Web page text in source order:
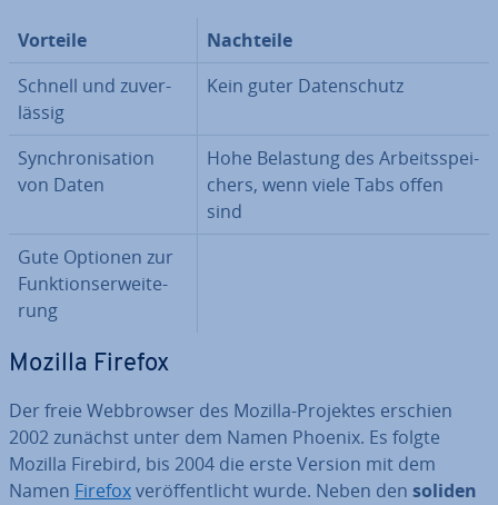
Vorteile
Nachteile
Schnell und zu­ver­
läs­sig
Kein guter Da­ten­schutz
Syn­chro­ni­sa­ti­on
von Daten
Hohe Belastung des Ar­beits­spei­
chers, wenn viele Tabs offen
sind
Gute Optionen zur
Funk­ti­ons­er­wei­te­
rung
Mozilla Firefox
Der freie Web­brow­ser des Mozilla-Projektes erschien
2002 zunächst unter dem Namen Phoenix. Es folgte
Mozilla Firebird, bis 2004 die erste Version mit dem
Namen Firefoxver­öf­fent­licht wurde. Neben den soliden